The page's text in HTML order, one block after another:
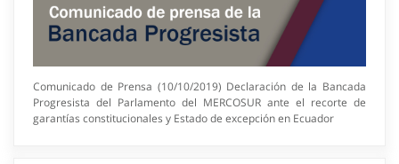
Comunicado de Prensa (10/10/2019) Declaración de la Bancada
Progresista del Parlamento del MERCOSUR ante el recorte de
garantías constitucionales y Estado de excepción en Ecuador